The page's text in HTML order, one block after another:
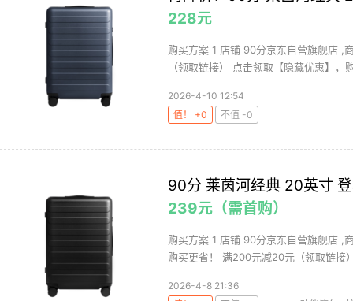
228元
购买方案 1 店铺 90分京东自营旗舰店
（领取链接） 点击领取【隐藏优惠】，
2026-4-10 12:54
值！ +0
不值 -0
90分 莱茵河经典 20英寸
239元（需首购）
购买方案 1 店铺 90分京东自营旗舰店 ,
购买更省！ 满200元减20元（领取链接
2026-4-8 21:36